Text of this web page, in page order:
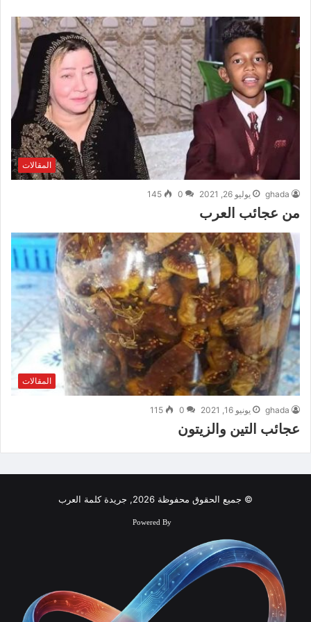
المقالات
ghada يوليو 26, 2021 0
145
من عجائب العرب
المقالات
ghada يونيو 16, 2021 0
115
عجائب التين والزيتون
© جميع الحقوق محفوظة 2026, جريدة كلمة العرب